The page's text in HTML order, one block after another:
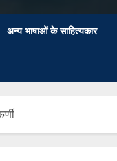
अन्य भाषाओं के साहित्यकार